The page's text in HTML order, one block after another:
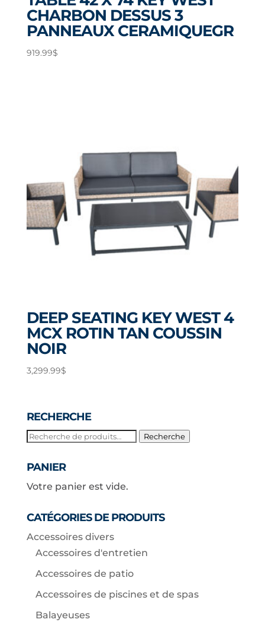
CHARBON DESSUS 3
PANNEAUX CERAMIQUEGR
919.99$
DEEP SEATING KEY WEST 4
MCX ROTIN TAN COUSSIN
NOIR
3,299.99$
RECHERCHE
Recherche
Recherche
PANIER
Votre panier est vide.
CATÉGORIES DE PRODUITS
Accessoires divers
Accessoires d'entretien
Accessoires de patio
Accessoires de piscines et de spas
Balayeuses